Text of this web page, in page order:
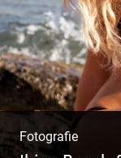
Fotografie